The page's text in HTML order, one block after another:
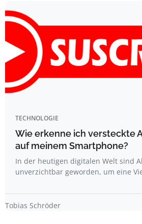
TECHNOLOGIE
Wie erkenne ich versteckte
auf meinem Smartphone?
In der heutigen digitalen Welt sind
unverzichtbar geworden, um eine
Tobias Schröder